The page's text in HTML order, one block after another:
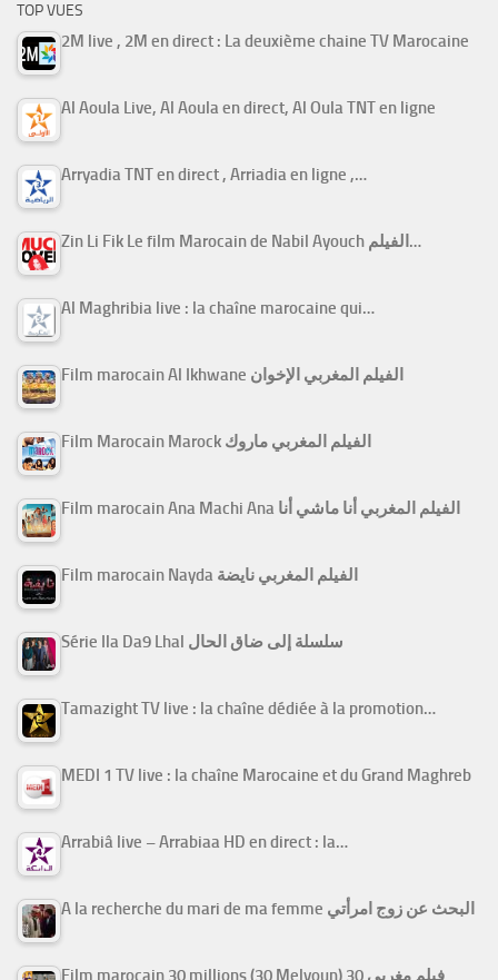
TOP VUES
2M live , 2M en direct : La deuxième chaine TV Marocaine
Al Aoula Live, Al Aoula en direct, Al Oula TNT en ligne
Arryadia TNT en direct , Arriadia en ligne ,…
Zin Li Fik Le film Marocain de Nabil Ayouch الفيلم…
Al Maghribia live : la chaîne marocaine qui…
Film marocain Al Ikhwane الفيلم المغربي الإخوان
Film Marocain Marock الفيلم المغربي ماروك
Film marocain Ana Machi Ana الفيلم المغربي أنا ماشي أنا
Film marocain Nayda الفيلم المغربي نايضة
Série Ila Da9 Lhal سلسلة إلى ضاق الحال
Tamazight TV live : la chaîne dédiée à la promotion…
MEDI 1 TV live : la chaîne Marocaine et du Grand Maghreb
Arrabiâ live – Arrabiaa HD en direct : la…
A la recherche du mari de ma femme البحث عن زوج امرأتي
Film marocain 30 millions (30 Melyoun) فيلم مغربي 30